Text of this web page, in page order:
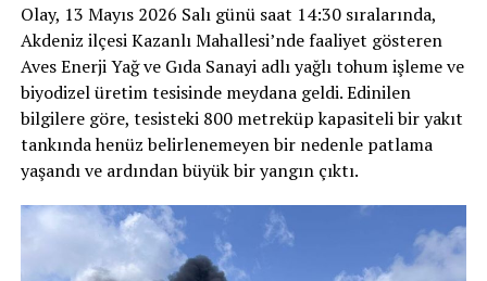
Olay, 13 Mayıs 2026 Salı günü saat 14:30 sıralarında,
Akdeniz ilçesi Kazanlı Mahallesi’nde faaliyet gösteren
Aves Enerji Yağ ve Gıda Sanayi adlı yağlı tohum işleme ve
biyodizel üretim tesisinde meydana geldi. Edinilen
bilgilere göre, tesisteki 800 metreküp kapasiteli bir yakıt
tankında henüz belirlenemeyen bir nedenle patlama
yaşandı ve ardından büyük bir yangın çıktı.